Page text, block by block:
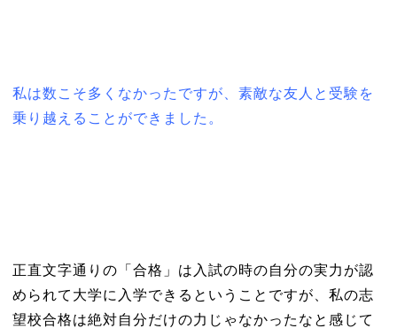
私は数こそ多くなかったですが、素敵な友人と受験を
乗り越えることができました。
正直文字通りの「合格」は入試の時の自分の実力が認
められて大学に入学できるということですが、私の志
望校合格は絶対自分だけの力じゃなかったなと感じて